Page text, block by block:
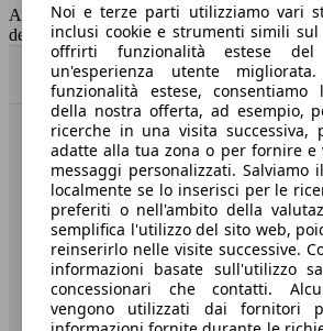
AutoScout24 non si assume alcuna
dei dati.
Benvenuti su AutoScout24, il mercato
Società
A proposito di AutoScout24
Stampa
Noi e terze parti utilizziamo vari
inclusi cookie e strumenti simili
offrirti funzionalità estese
un'esperienza utente
funzionalità estese, consentiamo
della nostra offerta, ad esempio,
ricerche in una visita successiva,
adatte alla tua zona o per fornire
messaggi personalizzati. Salviamo
localmente se lo inserisci per le
preferiti o nell'ambito della
semplifica l'utilizzo del sito web,
reinserirlo nelle visite successive.
informazioni basate sull'utilizzo
concessionari che contatti.
vengono utilizzati dai fornitori